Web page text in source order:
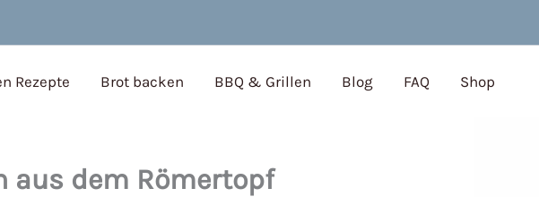
Rezepte Brot backen BBQ & Grillen Blog FAQ Shop
aus dem Römertopf